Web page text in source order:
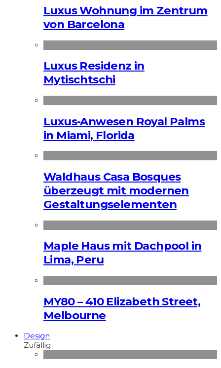
Luxus Wohnung im Zentrum
von Barcelona
Luxus Residenz in
Mytischtschi
Luxus-Anwesen Royal Palms
in Miami, Florida
Waldhaus Casa Bosques
überzeugt mit modernen
Gestaltungselementen
Maple Haus mit Dachpool in
Lima, Peru
MY80 – 410 Elizabeth Street,
Melbourne
Design
Zufällig